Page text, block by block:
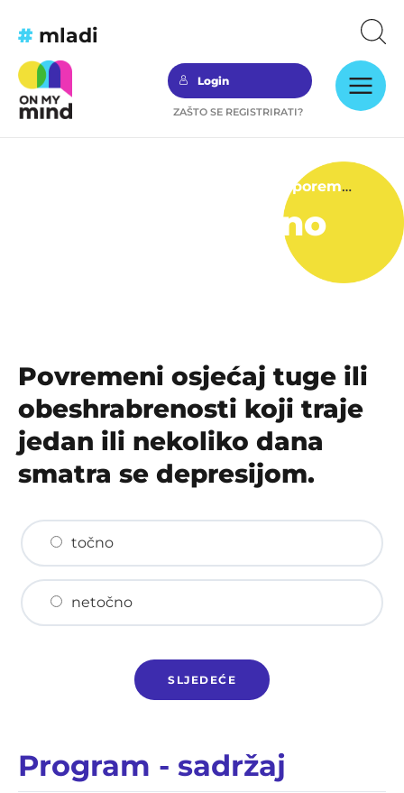
# mladi
Login
ZAŠTO SE REGISTRIRATI?
Nauči prepoznati psihičke teškoće i poremećaje
Provjeri naučeno
Povremeni osjećaj tuge ili
obeshrabrenosti koji traje
jedan ili nekoliko dana
smatra se depresijom.
točno
netočno
Program - sadržaj